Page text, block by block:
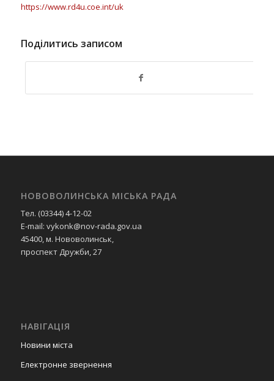
https://www.rd4u.coe.int/uk
Поділитись записом
НОВОВОЛИНСЬКА МІСЬКА РАДА
Тел. (03344) 4-12-02
E-mail: vykonk@nov-rada.gov.ua
45400, м. Нововолинськ,
проспект Дружби, 27
НАВІГАЦІЯ
Новини міста
Електронне звернення